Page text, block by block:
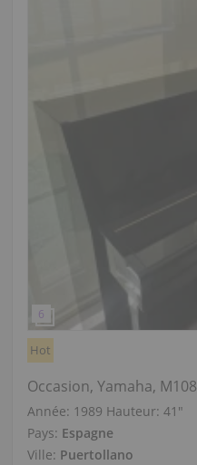
Hot
Occasion, Yamaha, M108
Année: 1989 Hauteur: 41″
Pays: Espagne
Ville: Puertollano